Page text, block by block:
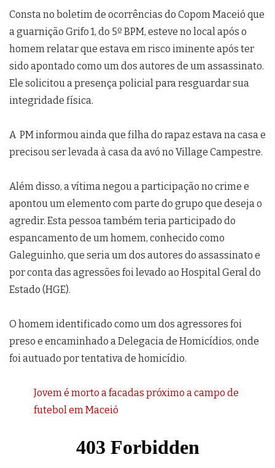
Consta no boletim de ocorrências do Copom Maceió que
a guarnição Grifo 1, do 5º BPM, esteve no local após o
homem relatar que estava em risco iminente após ter
sido apontado como um dos autores de um assassinato.
Ele solicitou a presença policial para resguardar sua
integridade física.
A PM informou ainda que filha do rapaz estava na casa e
precisou ser levada à casa da avó no Village Campestre.
Além disso, a vítima negou a participação no crime e
apontou um elemento com parte do grupo que deseja o
agredir. Esta pessoa também teria participado do
espancamento de um homem, conhecido como
Galeguinho, que seria um dos autores do assassinato e
por conta das agressões foi levado ao Hospital Geral do
Estado (HGE).
O homem identificado como um dos agressores foi
preso e encaminhado a Delegacia de Homicídios, onde
foi autuado por tentativa de homicídio.
Jovem é morto a facadas próximo a campo de
futebol em Maceió